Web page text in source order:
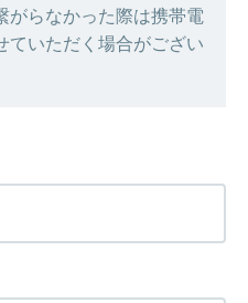
がらなかった際は携帯電
ていただく場合がござい